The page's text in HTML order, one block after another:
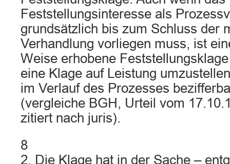
Feststellungsinteresse als
grundsätzlich bis zum Schluss der
Verhandlung vorliegen muss, ist
Weise erhobene
eine Klage auf Leistung
im Verlauf des Prozesses
(vergleiche BGH, Urteil vom
zitiert nach juris).
8
2. Die Klage hat in der Sache –